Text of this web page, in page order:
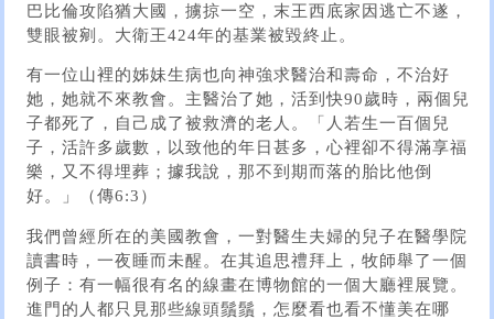
巴比倫攻陷猶大國，擄掠一空，末王西底家因逃亡不遂，
雙眼被剜。大衛王424年的基業被毀終止。
有一位山裡的姊妹生病也向神強求醫治和壽命，不治好
她，她就不來教會。主醫治了她，活到快90歲時，兩個兒
子都死了，自己成了被救濟的老人。「人若生一百個兒
子，活許多歲數，以致他的年日甚多，心裡卻不得滿享福
樂，又不得埋葬；據我說，那不到期而落的胎比他倒
好。」（傳6:3）
我們曾經所在的美國教會，一對醫生夫婦的兒子在醫學院
讀書時，一夜睡而未醒。在其追思禮拜上，牧師舉了一個
例子：有一幅很有名的線畫在博物館的一個大廳裡展覽。
進門的人都只見那些線頭鬚鬚，怎麼看也看不懂美在哪